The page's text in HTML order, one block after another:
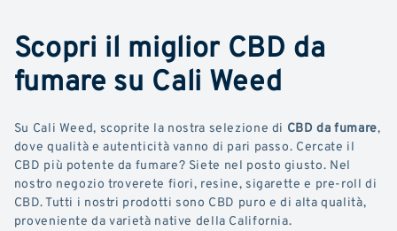
Scopri il miglior CBD da
fumare su Cali Weed
Su Cali Weed, scoprite la nostra selezione di CBD da fumare,
dove qualità e autenticità vanno di pari passo. Cercate il
CBD più potente da fumare? Siete nel posto giusto. Nel
nostro negozio troverete fiori, resine, sigarette e pre-roll di
CBD. Tutti i nostri prodotti sono CBD puro e di alta qualità,
proveniente da varietà native della California.